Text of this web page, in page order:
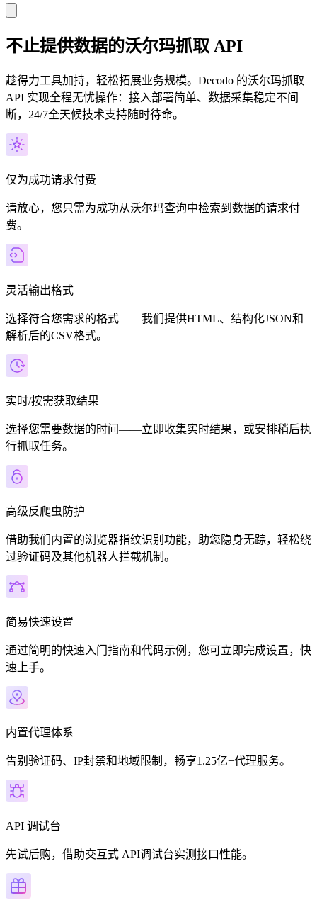
不止提供数据的沃尔玛抓取 API
趁得力工具加持，轻松拓展业务规模。Decodo 的沃尔玛抓取
API 实现全程无忧操作：接入部署简单、数据采集稳定不间
断，24/7全天候技术支持随时待命。
仅为成功请求付费
请放心，您只需为成功从沃尔玛查询中检索到数据的请求付
费。
灵活输出格式
选择符合您需求的格式——我们提供HTML、结构化JSON和
解析后的CSV格式。
实时/按需获取结果
选择您需要数据的时间——立即收集实时结果，或安排稍后执
行抓取任务。
高级反爬虫防护
借助我们内置的浏览器指纹识别功能，助您隐身无踪，轻松绕
过验证码及其他机器人拦截机制。
简易快速设置
通过简明的快速入门指南和代码示例，您可立即完成设置，快
速上手。
内置代理体系
告别验证码、IP封禁和地域限制，畅享1.25亿+代理服务。
API 调试台
先试后购，借助交互式 API调试台实测接口性能。